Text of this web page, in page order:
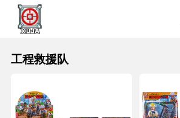
工程救援队